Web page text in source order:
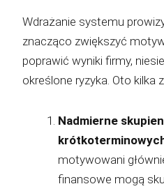
Wdrażanie systemu
znacząco zwiększyć
poprawić wyniki firmy,
określone ryzyka. Oto kilka
Nadmierne
motywowani
finansowe mogą